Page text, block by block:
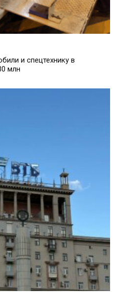
и спецтехнику в
млн